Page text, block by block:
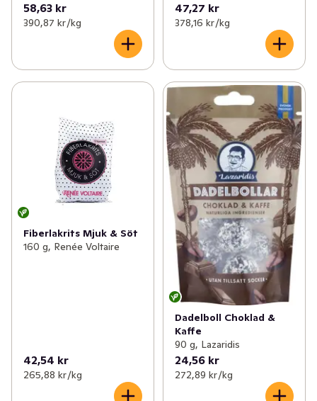
58,63 kr
390,87 kr /kg
47,27 kr
378,16 kr /kg
Fiberlakrits Mjuk & Söt
160 g, Renée Voltaire
42,54 kr
265,88 kr /kg
Dadelboll Choklad &
Kaffe
90 g, Lazaridis
24,56 kr
272,89 kr /kg